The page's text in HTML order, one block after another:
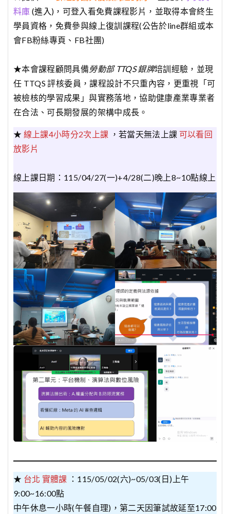
料庫 (進入 )，可登入看免費課程影片，並取得本會終生
學員資格，免費參與線上復訓課程(公告於line群組或本
會FB粉絲專頁、FB社團)
★本會課程顧問具備勞動部 TTQS 銀牌培訓經驗，並現
任 TTQS 評核委員，課程設計不只重內容，更重視「可
被檢核的學習成果」與實務落地，協助健康產業專業者
在合法、可長期發展的架構中成長。
★ 線上課4小時分2次上課 ，若當天無法上課 可以看回
放影片
線上課日期：115/04/27(一)+4/28(二)晚上8~10點線上
★ 台北 實體課 ：115/05/02(六)~05/03(日)上午
9:00~16:00點
中午休息一小時(午餐自理)，第二天因筆試故延至17:00